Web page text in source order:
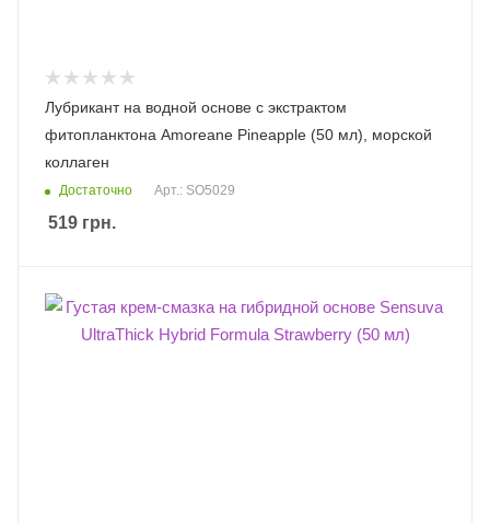
Лубрикант на водной основе с экстрактом
фитопланктона Amoreane Pineapple (50 мл), морской
коллаген
Достаточно Арт.: SO5029
519 грн.